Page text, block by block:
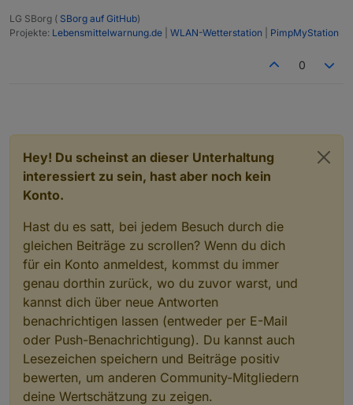
LG SBorg ( SBorg auf GitHub)
Projekte: Lebensmittelwarnung.de WLAN-Wetterstation PimpMyStation
0
Hey! Du scheinst an dieser Unterhaltung
interessiert zu sein, hast aber noch kein
Konto.
Hast du es satt, bei jedem Besuch durch die
gleichen Beiträge zu scrollen? Wenn du dich
für ein Konto anmeldest, kommst du immer
genau dorthin zurück, wo du zuvor warst, und
kannst dich über neue Antworten
benachrichtigen lassen (entweder per E-Mail
oder Push-Benachrichtigung). Du kannst auch
Lesezeichen speichern und Beiträge positiv
bewerten, um anderen Community-Mitgliedern
deine Wertschätzung zu zeigen.